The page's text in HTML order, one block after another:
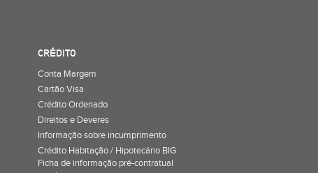
CRÉDITO
Conta Margem
Cartão Visa
Crédito Ordenado
Direitos e Deveres
Informação sobre incumprimento
Crédito Habitação / Hipotecário BIG
Ficha de informação pré-contratual